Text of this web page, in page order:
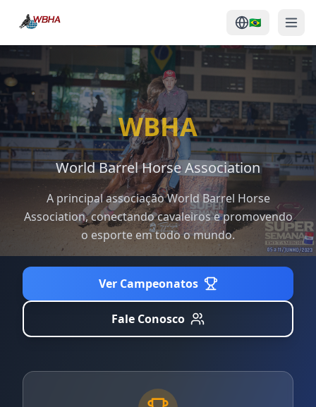
🇧🇷
Início
Ao Vivo
Competições Oficiais
Calendário
Notícias
Rankings Internacionais
Países
Regulamento
Termos de Adesão
Contato
WBHA
World Barrel Horse Association
A principal associação World Barrel Horse
Association, conectando cavaleiros e promovendo
o esporte em todo o mundo.
Ver Campeonatos
Fale Conosco